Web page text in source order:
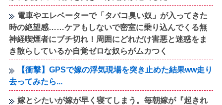
電車やエレベーターで「タバコ臭い奴」が入ってきた
時の絶望感……ケアもしないで密室に乗り込んでくる無
神経喫煙者にブチ切れ！周囲にどれだけ害悪と迷惑をま
き散らしているか自覚ゼロな奴らがムカつく
【衝撃】GPSで嫁の浮気現場を突き止めた結果ww走り
去ってみたら...
嫁とシたいが嫁が早く寝てしまう。毎朝嫁が『起きれ